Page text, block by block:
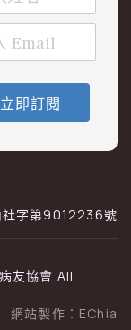
立即訂閱
社字第9012236號
友協會 All
網站製作： EChia